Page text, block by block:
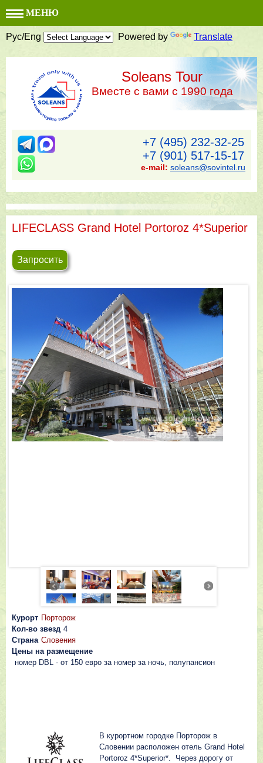
МЕНЮ
Рус/Eng Powered by Translate
Soleans Tour
Вместе с вами с 1990 года
+7 (495) 232-32-25
+7 (901) 517-15-17
e-mail: soleans@sovintel.ru
LIFECLASS Grand Hotel Portoroz 4*Superior
Запросить
Курорт Порторож
Кол-во звезд 4
Страна Словения
Цены на размещение
номер DBL - от 150 евро за номер за ночь, полупансион
В курортном городке Порторож в
Словении расположен отель Grand Hotel
Portoroz 4*Superior*. Через дорогу от